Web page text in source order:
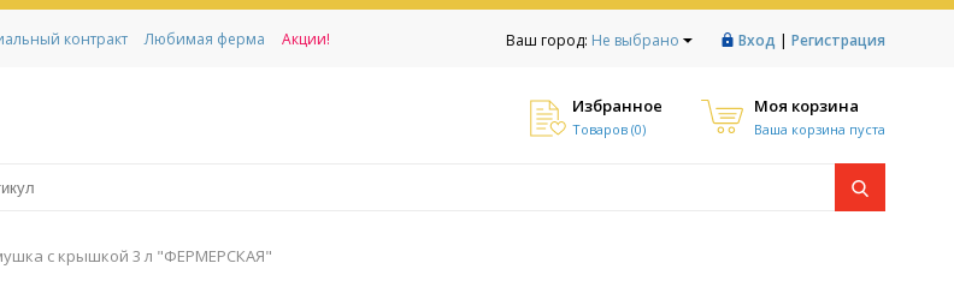
Ваш город: Не выбрано Вход | Регистрация
контракт Любимая ферма Акции!
Избранное
Товаров (0)
Моя корзина
Ваша корзина пуста
с крышкой 3 л "ФЕРМЕРСКАЯ"